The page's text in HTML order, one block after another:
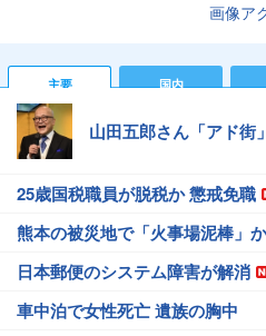
画像ア
主要 国内
山田五郎さん「アド街
25歳国税職員が脱税か 懲戒免職
熊本の被災地で「火事場泥棒」か
日本郵便のシステム障害が解消
車中泊で女性死亡 遺族の胸中